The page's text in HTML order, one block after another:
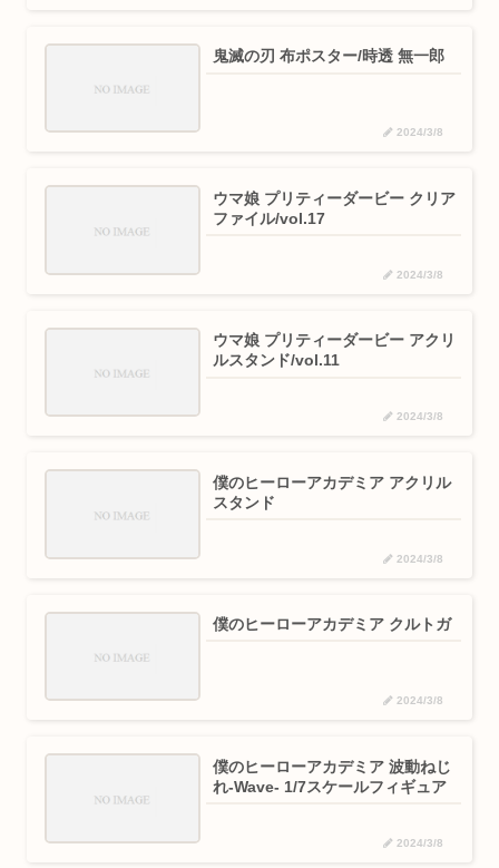
鬼滅の刃 布ポスター/時透 無一郎
2024/3/8
ウマ娘 プリティーダービー クリア
ファイル/vol.17
2024/3/8
ウマ娘 プリティーダービー アクリ
ルスタンド/vol.11
2024/3/8
僕のヒーローアカデミア アクリル
スタンド
2024/3/8
僕のヒーローアカデミア クルトガ
2024/3/8
僕のヒーローアカデミア 波動ねじ
れ-Wave- 1/7スケールフィギュア
2024/3/8